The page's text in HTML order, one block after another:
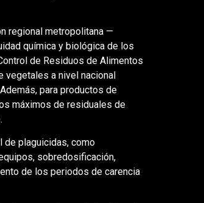
regional metropolitana —
química y biológica de los
de Residuos de Alimentos
vegetales a nivel nacional
para productos de
máximos de residuales de
de plaguicidas, como
sobredosificación,
de los periodos de carencia